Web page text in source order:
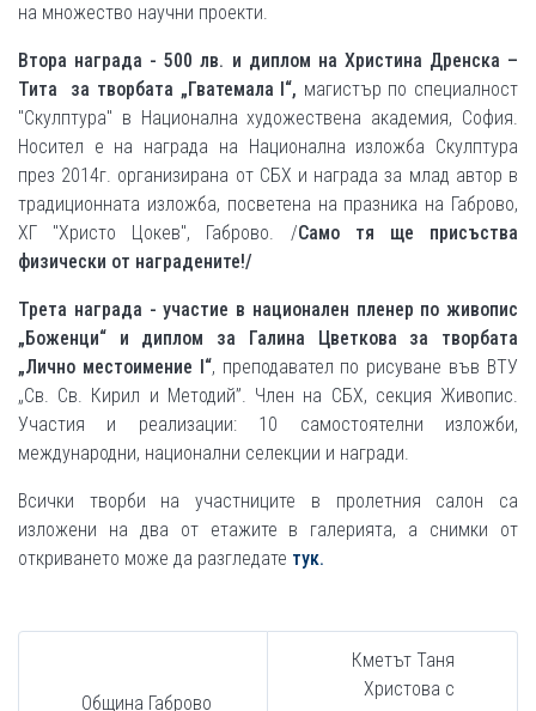
на множество научни проекти.
Втора награда - 500 лв. и диплом на Христина Дренска –
Тита за творбата „Гватемала I“, магистър по специалност
"Скулптура" в Национална художествена академия, София.
Носител е на награда на Национална изложба Скулптура
през 2014г. организирана от СБХ и награда за млад автор в
традиционната изложба, посветена на празника на Габрово,
ХГ "Христо Цокев", Габрово. /Само тя ще присъства
физически от наградените!/
Трета награда - участие в национален пленер по живопис
„Боженци“ и диплом за
Галина Цветкова за творбата
„Лично местоимение I“, преподавател по рисуване във ВТУ
„Св. Св. Кирил и Методий”. Член на СБХ, секция Живопис.
Участия и реализации: 10 самостоятелни изложби,
международни, национални селекции и награди.
Всички творби на участниците в пролетния салон са
изложени на два от етажите в галерията, а снимки от
откриването може да разгледате тук.
Община Габрово
Кметът Таня
Христова с